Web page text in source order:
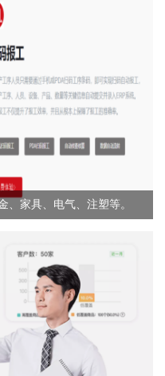
、家具、电气、注塑等。